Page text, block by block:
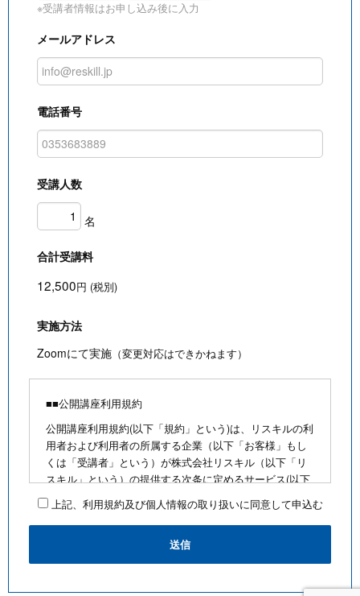
※受講者情報はお申し込み後に入力
メールアドレス
電話番号
受講人数
名
合計受講料
12,500円 (税別)
実施方法
Zoomにて実施 （変更対応はできかねます）
■■公開講座利用規約
公開講座利用規約(以下「規約」という)は、リスキルの利
用者および利用者の所属する企業（以下「お客様」もし
くは「受講者」という）が株式会社リスキル（以下「リ
スキル」という）の提供する次条に定めるサービス(以下
「公開講座」という)を利用するにあたり、お客様に遵守
していただく事項を定めたものです。
■公開講座お申込みにあたって
・最少催行人数を満たさないなど合理的な事由がある場
とします
上記、利用規約及び個人情報の取り扱いに同意して申込む